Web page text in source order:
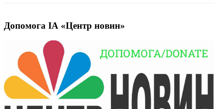
Допомога ІА «Центр новин»